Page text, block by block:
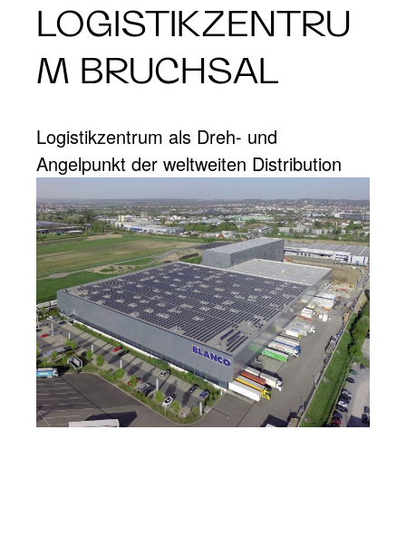
LOGISTIKZENTRU
M BRUCHSAL
Logistikzentrum als Dreh- und
Angelpunkt der weltweiten Distribution